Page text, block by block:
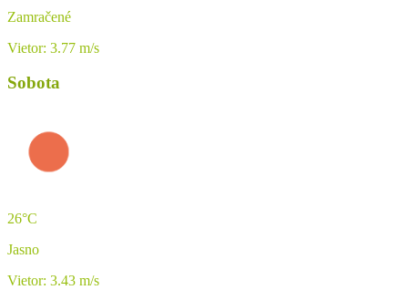
Zamračené
Vietor: 3.77 m/s
Sobota
26°C
Jasno
Vietor: 3.43 m/s